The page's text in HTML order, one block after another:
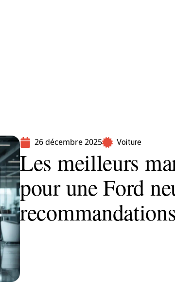
26 décembre 2025 Voiture
Les meilleurs
pour une Ford
recommandations